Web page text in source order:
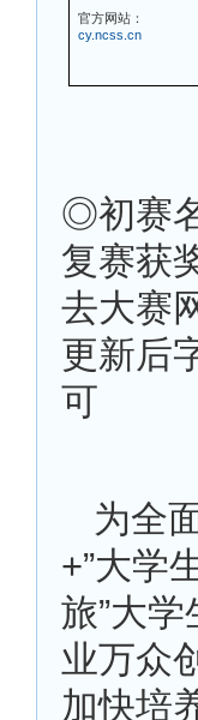
官方网站：
cy.ncss.cn
◎初赛
复赛获
去大赛
更新后
可
为全
+”大学
旅”大
业万众
加快培